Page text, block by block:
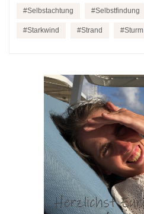
Selbstachtung Selbstfindung
Starkwind Strand Sturm